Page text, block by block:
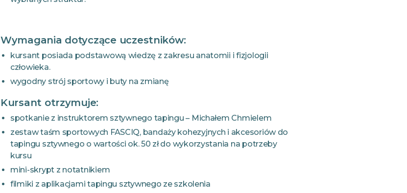
Wymagania dotyczące uczestników:
kursant posiada podstawową wiedzę z zakresu anatomii i fizjologii
człowieka.
wygodny strój sportowy i buty na zmianę
Kursant otrzymuje:
spotkanie z instruktorem sztywnego tapingu – Michałem Chmielem
zestaw taśm sportowych FASCIQ, bandaży kohezyjnych i akcesoriów do
tapingu sztywnego o wartości ok. 50 zł do wykorzystania na potrzeby
kursu
mini-skrypt z notatnikiem
filmiki z aplikacjami tapingu sztywnego ze szkolenia